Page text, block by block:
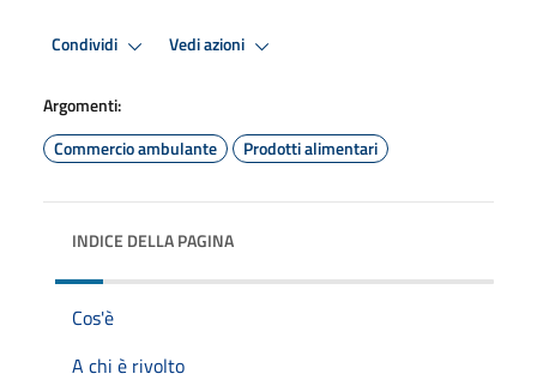
Condividi Vedi azioni
Argomenti:
Commercio ambulante
Prodotti alimentari
INDICE DELLA PAGINA
Cos'è
A chi è rivolto